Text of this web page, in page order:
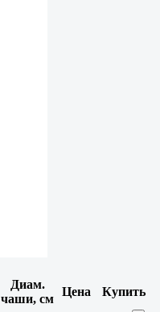
Диам.
чаши, см
Цена Купить